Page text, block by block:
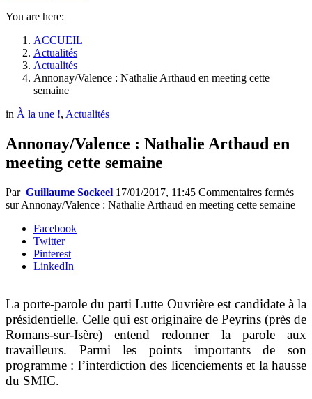
You are here:
ACCUEIL
Actualités
Actualités
Annonay/Valence : Nathalie Arthaud en meeting cette
semaine
in À la une !, Actualités
Annonay/Valence : Nathalie Arthaud en
meeting cette semaine
Par Guillaume Sockeel 17/01/2017, 11:45 Commentaires fermés
sur Annonay/Valence : Nathalie Arthaud en meeting cette semaine
Facebook
Twitter
Pinterest
LinkedIn
La porte-parole du parti Lutte Ouvrière est candidate à la
présidentielle. Celle qui est originaire de Peyrins (près de
Romans-sur-Isère) entend redonner la parole aux
travailleurs. Parmi les points importants de son
programme : l’interdiction des licenciements et la hausse
du SMIC.